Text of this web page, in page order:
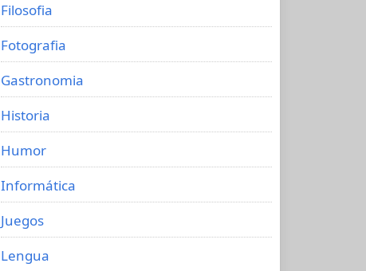
Filosofia
Fotografia
Gastronomia
Historia
Humor
Informática
Juegos
Lengua